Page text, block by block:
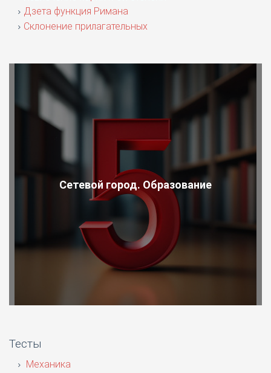
Дзета функция Римана
Склонение прилагательных
Сетевой город. Образование
Тесты
Механика